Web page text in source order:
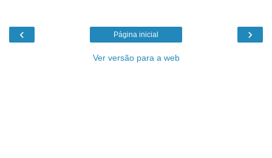
‹ ›
Página inicial
Ver versão para a web